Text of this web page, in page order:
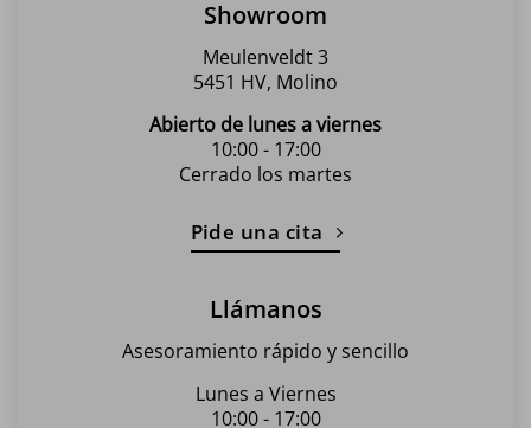
página
producto
Showroom
Meulenveldt 3
5451 HV, Molino
Abierto de lunes a viernes
10:00 - 17:00
Cerrado los martes
Pide una cita
Llámanos
Asesoramiento rápido y sencillo
Lunes a Viernes
10:00 - 17:00